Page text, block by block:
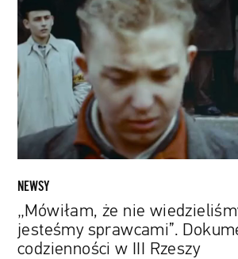
wiedzieliśmy,
ale
też
jesteśmy
sprawcami”.
Dokument
o
codzienności
w
Rzeszy
NEWSY
„Mówiłam, że nie
jesteśmy sprawcami”.
codzienności w III Rzeszy